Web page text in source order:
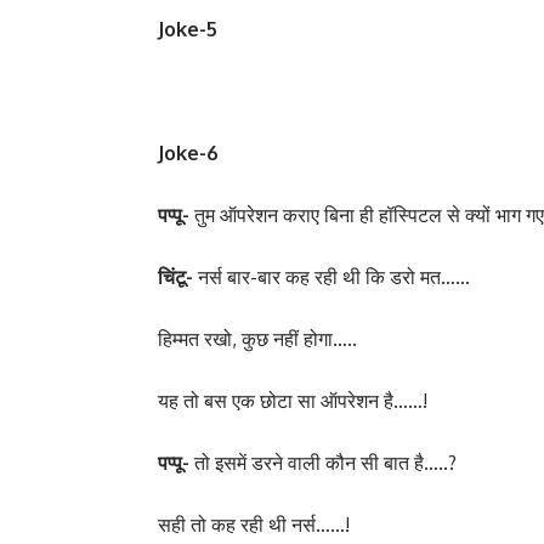
Joke-5
Joke-6
पप्पू- तुम ऑपरेशन कराए बिना ही हॉस्पिटल से क्यों भाग
चिंटू- नर्स बार-बार कह रही थी कि डरो मत……
हिम्मत रखो, कुछ नहीं होगा…..
यह तो बस एक छोटा सा ऑपरेशन है……!
पप्पू- तो इसमें डरने वाली कौन सी बात है…..?
सही तो कह रही थी नर्स……!